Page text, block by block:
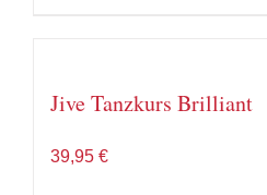
Jive Tanzkurs Brilliant
39,95 €